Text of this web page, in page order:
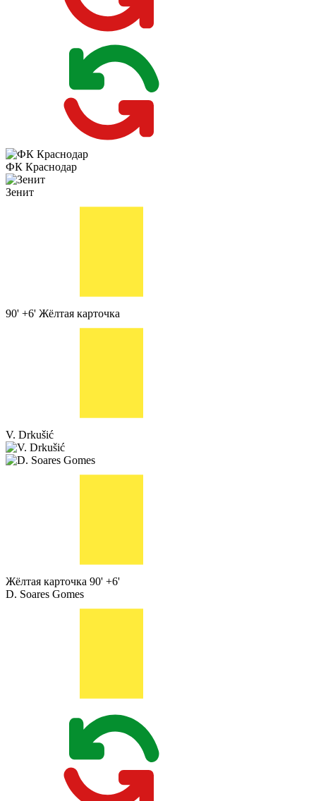
ФК Краснодар
Зенит
90' +6' Жёлтая карточка
V. Drkušić
Жёлтая карточка 90' +6'
D. Soares Gomes